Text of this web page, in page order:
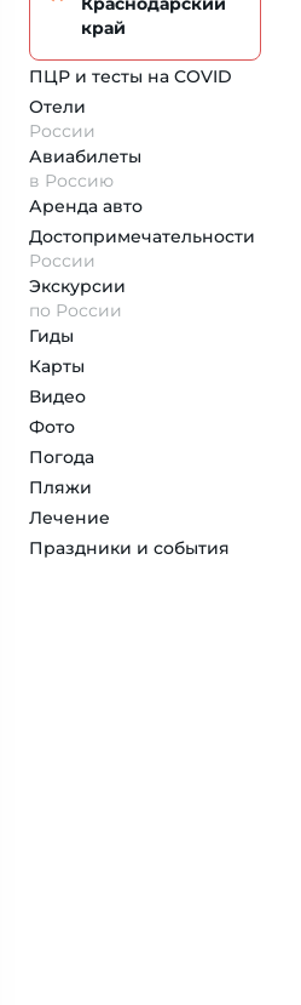
край
ПЦР и тесты на COVID
Отели
России
Авиабилеты
в Россию
Аренда авто
Достопримеча­тельности
России
Экскурсии
по России
Гиды
Карты
Видео
Фото
Погода
Пляжи
Лечение
Праздники и события